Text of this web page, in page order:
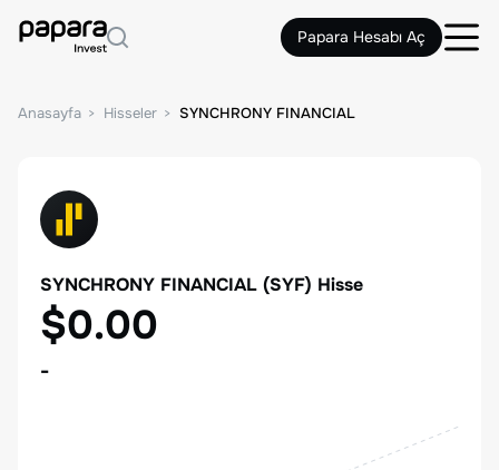
Papara Hesabı Aç
Anasayfa Hisseler SYNCHRONY FINANCIAL
SYNCHRONY FINANCIAL (SYF) Hisse
$0.00
-